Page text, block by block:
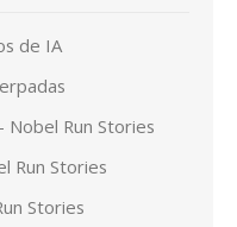
de IA
Run Stories
Run Stories
Stories